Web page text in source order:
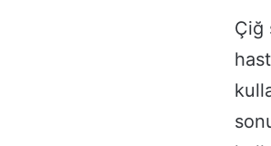
Çiğ